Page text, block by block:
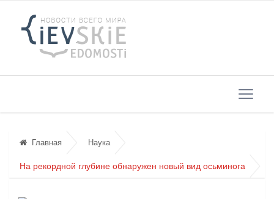
Главная Наука
На рекордной глубине обнаружен новый вид осьминога